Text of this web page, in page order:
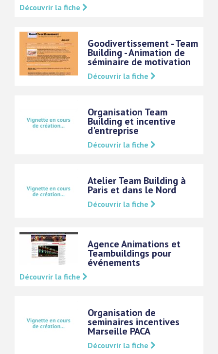
Découvrir la fiche
Goodivertissement - Team
Building - Animation de
séminaire de motivation
Découvrir la fiche
Organisation Team
Building et incentive
d'entreprise
Découvrir la fiche
Atelier Team Building à
Paris et dans le Nord
Découvrir la fiche
Agence Animations et
Teambuildings pour
événements
Découvrir la fiche
Organisation de
seminaires incentives
Marseille PACA
Découvrir la fiche